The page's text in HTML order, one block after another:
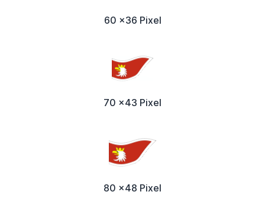
60 x36 Pixel
70 x43 Pixel
80 x48 Pixel